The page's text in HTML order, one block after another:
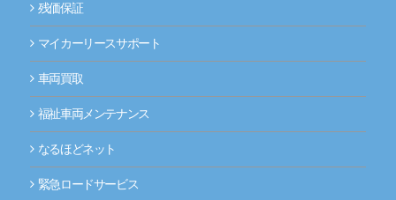
残価保証
マイカーリースサポート
車両買取
福祉車両メンテナンス
なるほどネット
緊急ロードサービス